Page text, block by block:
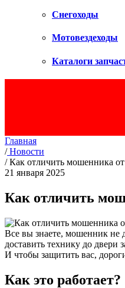
Снегоходы
Мотовездеходы
Каталоги
Главная
/ Новости
/Как отличить мошенника
21 января 2025
Как отличить
Все вы знаете, мошенник не
доставить технику до двери
И чтобы защитить вас,
Как это работает?